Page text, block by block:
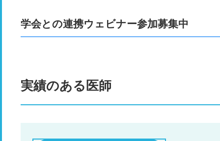
学会との連携ウェビナー参加募集中
実績のある医師